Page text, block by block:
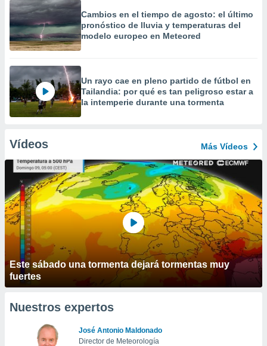
Cambios en el tiempo de agosto: el último
pronóstico de lluvia y temperaturas del
modelo europeo en Meteored
Un rayo cae en pleno partido de fútbol en
Tailandia: por qué es tan peligroso estar a
la intemperie durante una tormenta
Vídeos Más Vídeos
Este sábado una tormenta dejará tormentas muy
fuertes
Nuestros expertos
José Antonio Maldonado
Director de Meteorología